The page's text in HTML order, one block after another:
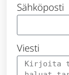
Sähköposti
Viesti